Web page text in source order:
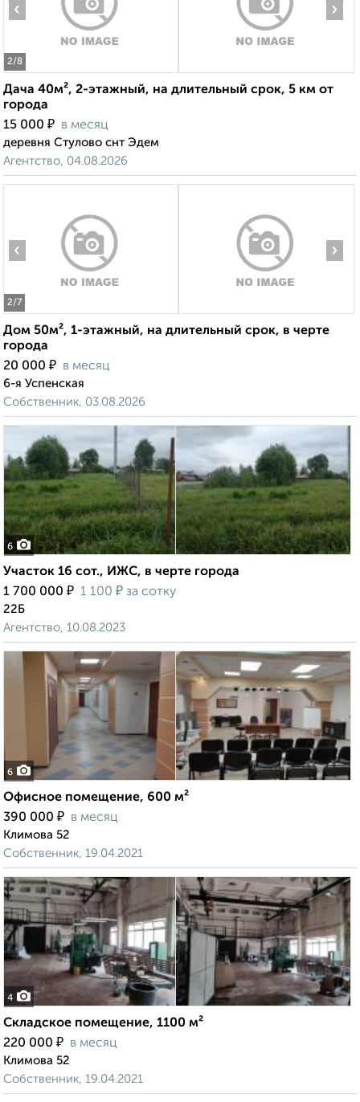
2/8
‹ ›
Дача 40м², 2-этажный, на длительный срок, 5 км от
города
15 000 ₽ в месяц
деревня Стулово снт Эдем
Агентство, 04.08.2026
2/7
‹ ›
Дом 50м², 1-этажный, на длительный срок, в черте
города
20 000 ₽ в месяц
6-я Успенская
Собственник, 03.08.2026
6
Участок 16 сот., ИЖС, в черте города
1 700 000 ₽ 1 100 ₽ за сотку
22Б
Агентство, 10.08.2023
6
Офисное помещение, 600 м²
390 000 ₽ в месяц
Климова 52
Собственник, 19.04.2021
4
Складское помещение, 1100 м²
220 000 ₽ в месяц
Климова 52
Собственник, 19.04.2021